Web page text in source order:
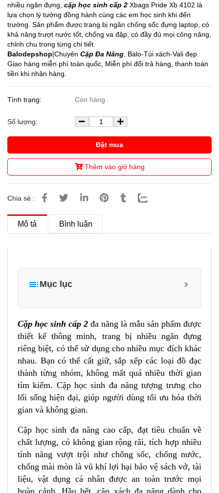
nhiều ngăn đựng, cặp học sinh cấp 2 Xbags Pride Xb 4102 là
lựa chọn lý tưởng đồng hành cùng các em học sinh khi đến
trường. Sản phẩm được trang bị ngăn chống sốc đựng laptop, có
khả năng trượt nước tốt, chống va đập, có đầy đủ mọi công năng,
chỉnh chu trong từng chi tiết.
Balodepshop|Chuyên Cặp Đa Năng, Balo-Túi xách-Vali đẹp.
Giao hàng miễn phí toàn quốc, Miễn phí đổi trả hàng, thanh toán
tiền khi nhận hàng.
Tình trạng: Còn hàng
Số lượng:
Đặt mua
Thêm vào giỏ hàng
Chia sẻ :
Mô tả Bình luận
Mục lục
1. Đặc điểm và tính năng nổi bật của sản phẩm cặp
học sinh cấp 2 Xbags Pride Xb 4102
1.1 Thiết kế thông minh và tiện lợi
1.2 Chất liệu cao cấp và khả năng chống thấm
nước
1.3 Một số hình ảnh sản phẩm và công dụng của
cặp xách cho học sinh cấp 2 Xbags Pride Xb
4102
Mặt trước của cặp học sinh Xbags Pride Xb 4102
Pride Xb 4102
Mặt lưng của cặp học sinh trung học cao cấp
Xbags Pride Xb 4102
Mặt nghiêng của cặp học sinh cấp 2 thời trang
Xbags Pride Xb 4102
1.4 Lưu ý
Cặp học sinh cấp 2 đa năng là mẫu sản phẩm được
thiết kế thông minh, trang bị nhiều ngăn đựng
riêng biệt, có thể sử dụng cho nhiều mục đích khác
nhau. Bạn có thể cất giữ, sắp xếp các loại đồ đạc
thành từng nhóm, không mất quá nhiều thời gian
tìm kiếm. Cặp học sinh đa năng tượng trưng cho
lối sống hiện đại, giúp người dùng tối ưu hóa thời
gian và không gian.
Cặp học sinh đa năng cao cấp, đạt tiêu chuẩn về
chất lượng, có không gian rộng rãi, tích hợp nhiều
tính năng vượt trội như chống sốc, chống nước,
chống mài mòn là vũ khí lợi hại bảo vệ sách vở, tài
liệu, vật dụng cá nhân được an toàn trước mọi